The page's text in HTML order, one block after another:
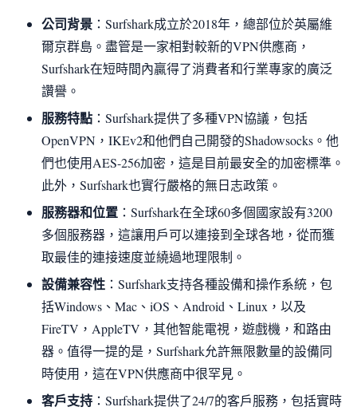
公司背景 ：Surfshark成立於2018年，總部位於英屬維
爾京群島。盡管是一家相對較新的VPN供應商，
Surfshark在短時間內贏得了消費者和行業專家的廣泛
讚譽。
服務特點 ：Surfshark提供了多種VPN協議，包括
OpenVPN，IKEv2和他們自己開發的Shadowsocks。他
們也使用AES-256加密，這是目前最安全的加密標準。
此外，Surfshark也實行嚴格的無日志政策。
服務器和位置 ：Surfshark在全球60多個國家設有3200
多個服務器，這讓用戶可以連接到全球各地，從而獲
取最佳的連接速度並繞過地理限制。
設備兼容性 ：Surfshark支持各種設備和操作系統，包
括Windows、Mac、iOS、Android、Linux，以及
FireTV，AppleTV，其他智能電視，遊戲機，和路由
器。值得一提的是，Surfshark允許無限數量的設備同
時使用，這在VPN供應商中很罕見。
客戶支持 ：Surfshark提供了24/7的客戶服務，包括實時